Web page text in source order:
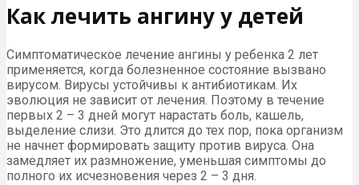
Как лечить ангину у детей
Симптоматическое лечение ангины у ребенка 2 лет
применяется, когда болезненное состояние вызвано
вирусом. Вирусы устойчивы к антибиотикам. Их
эволюция не зависит от лечения. Поэтому в течение
первых 2 – 3 дней могут нарастать боль, кашель,
выделение слизи. Это длится до тех пор, пока организм
не начнет формировать защиту против вируса. Она
замедляет их размножение, уменьшая симптомы до
полного их исчезновения через 2 – 3 дня.